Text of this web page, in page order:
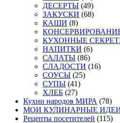
ДЕСЕРТЫ (49)
ЗАКУСКИ (68)
КАШИ (8)
КУХОННЫЕ
НАПИТКИ (6)
САЛАТЫ (86)
СЛАДОСТИ (16)
СОУСЫ (25)
СУПЫ (41)
ХЛЕБ (27)
Кухни народов МИРА (78)
МОИ КУЛИНАРНЫЕ
Рецепты посетителей (115)